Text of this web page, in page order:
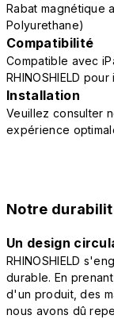
Rabat magnétique
Polyurethane)
Compatibilité
Compatible avec
RHINOSHIELD
Installation
Veuillez consulter
expérience
Notre
Un design
RHINOSHIELD
durable. En
d'un produit, des
nous avons dû